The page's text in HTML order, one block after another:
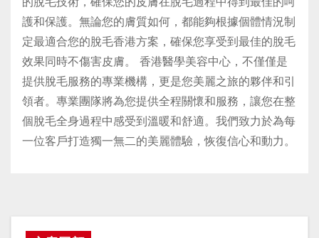
護和保護。無論您的膚質如何，都能夠根據個體情況制
定最適合您的脫毛香港方案，確保您享受到最佳的脫毛
效果同時不傷害皮膚。 香港醫學美容中心，不僅僅是
提供脫毛服務的專業機構，更是您美麗之旅的夥伴和引
領者。專業團隊將為您提供全程關懷和服務，讓您在整
個脫毛全身過程中感受到溫暖和舒適。我們致力於為每
一位客戶打造獨一無二的美麗體驗，恢復信心和動力。